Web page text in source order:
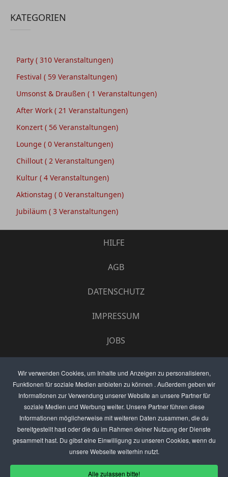
Wir verwenden Cookies, um Inhalte und Anzeigen zu personalisieren,
Funktionen für soziale Medien anbieten zu können . Außerdem geben wir
Informationen zur Verwendung unserer Website an unsere Partner für
soziale Medien und Werbung weiter. Unsere Partner führen diese
Informationen möglicherweise mit weiteren Daten zusammen, die du
bereitgestellt hast oder die du im Rahmen deiner Nutzung der Dienste
gesammelt hast. Du gibst eine Einwilligung zu unseren Cookies, wenn du
unsere Webseite weiterhin nutzt.
Alle zulassen bitte!
KATEGORIEN
Party ( 310 Veranstaltungen)
Festival ( 59 Veranstaltungen)
Umsonst & Draußen ( 1 Veranstaltungen)
After Work ( 21 Veranstaltungen)
Konzert ( 56 Veranstaltungen)
Lounge ( 0 Veranstaltungen)
Chillout ( 2 Veranstaltungen)
Kultur ( 4 Veranstaltungen)
Aktionstag ( 0 Veranstaltungen)
Jubiläum ( 3 Veranstaltungen)
HILFE
AGB
DATENSCHUTZ
IMPRESSUM
JOBS
ANZEIGEN PREISE
BEWERTET UNS
KONTAKT
THEMENVORSCHLAG